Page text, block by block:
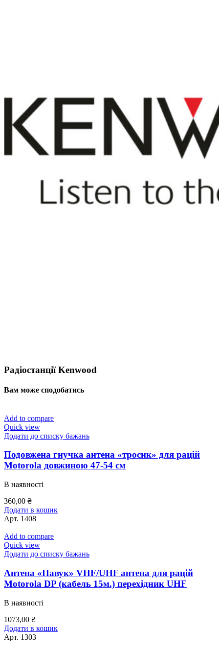
Радіостанції Kenwood
Вам може сподобатись
Add to compare
Quick view
Додати до списку бажань
Подовжена гнучка антена «тросик» для рацій
Motorola довжиною 47-54 см
В наявності
360,00 ₴
Додати в кошик
Арт. 1408
Add to compare
Quick view
Додати до списку бажань
Антена «Павук» VHF/UHF антена для рацій
Motorola DP (кабель 15м.) перехідник UHF
В наявності
1073,00 ₴
Додати в кошик
Арт. 1303